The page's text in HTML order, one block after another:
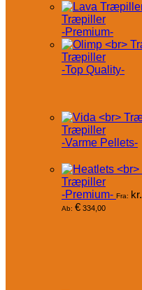
Træpiller
-Premium-
Træpiller
-Top Quality-
Træpiller
-Varme Pellets-
Træpiller
-Premium- Fra: kr.
Ab: € 334,00